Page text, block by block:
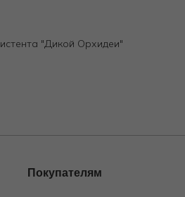
"Дикой Орхидеи"
Покупателям